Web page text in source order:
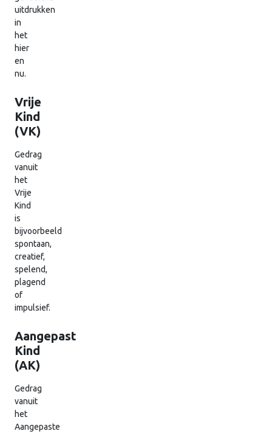
uitdrukken
in
het
hier
en
nu.
Vrije
Kind
(VK)
Gedrag
vanuit
het
Vrije
Kind
is
bijvoorbeeld
spontaan,
creatief,
spelend,
plagend
of
impulsief.
Aangepast
Kind
(AK)
Gedrag
vanuit
het
Aangepaste